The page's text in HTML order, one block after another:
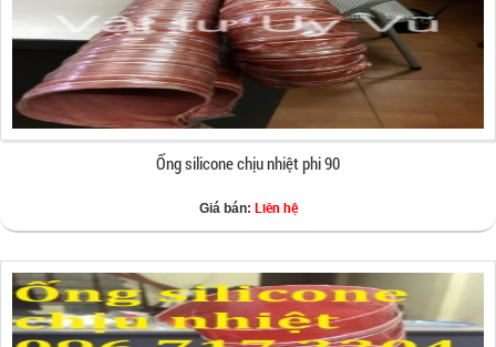
Ống silicone chịu nhiệt phi 90
Giá bán: Liên hệ